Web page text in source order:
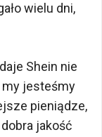
wielu dni,
Shein nie
my jesteśmy
pieniądze,
jakość